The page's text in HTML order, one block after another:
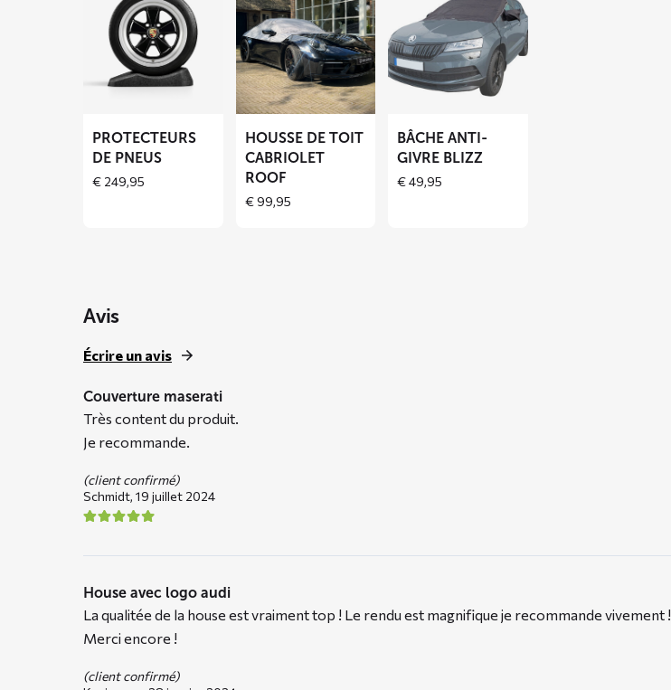
savoir
Protecteurs
PROTECTEURS
DE PNEUS
€ 249,95
savoir
plus
sur
Housse
de
cabriolet
ROOF
HOUSSE DE TOIT
CABRIOLET
ROOF
€99,95
plus
sur
Bâche
BLIZZ
BÂCHE ANTI-
GIVRE BLIZZ
€49,95
Avis
Écrire un avis
Couverture maserati
Très content du produit.
Je recommande.
(client confirmé)
Schmidt, 19 juillet 2024
House avec logo audi
La qualitée de la house est vraiment top ! Le rendu est magnifique je recommande vivement !
Merci encore !
(client confirmé)